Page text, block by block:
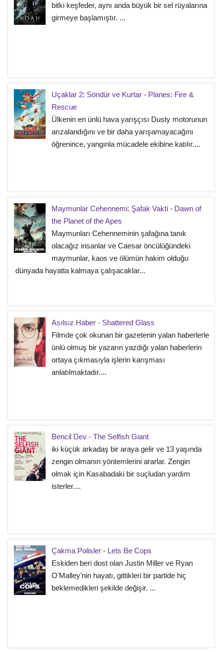
bitki keşfeder, aynı anda büyük bir sel rüyalarına
girmeye başlamıştır. ...
Uçaklar 2: Söndür ve Kurtar - Planes: Fire &
Rescue
Ülkenin en ünlü hava yarışçısı Dusty motorunun
arızalandığını ve bir daha yarışamayacağını
öğrenince, yangınla mücadele ekibine katılır....
Maymunlar Cehennemi: Şafak Vakti - Dawn of
the Planet of the Apes
Maymunları Cehenneminin şafağına tanık
olacağız insanlar ve Caesar öncülüğündeki
maymunlar, kaos ve ölümün hakim olduğu
dünyada hayatta kalmaya çalışacaklar...
Asılsız Haber - Shattered Glass
Filmde çok okunan bir gazetenin yalan haberlerle
ünlü olmuş bir yazarın yazdığı yalan haberlerin
ortaya çıkmasıyla işlerin karışması
anlatılmaktadır....
Bencil Dev - The Selfish Giant
iki küçük arkadaş bir araya gelir ve 13 yaşında
zengin olmanın yöntemlerini ararlar. Zengin
olmak için Kasabadaki bir suçludan yardım
isterler....
Çakma Polisler - Lets Be Cops
Eskiden beri dost olan Justin Miller ve Ryan
O'Malley'nin hayatı, gittikleri bir partide hiç
beklemedikleri şekilde değişir. ...